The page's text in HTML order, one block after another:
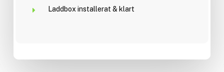
Laddbox installerat & klart